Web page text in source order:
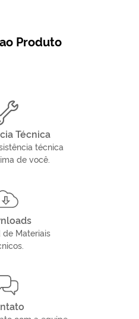
Produto
Técnica
técnica
de você.
de Materiais